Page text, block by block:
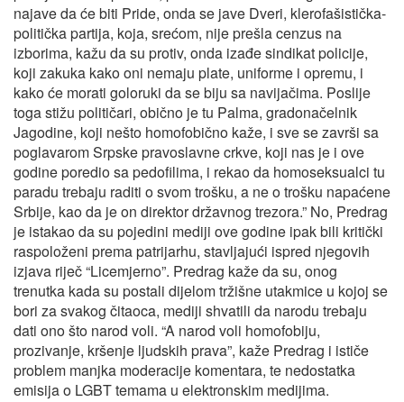
najave da će biti Pride, onda se jave Dveri, klerofašistička-
politička partija, koja, srećom, nije prešla cenzus na
izborima, kažu da su protiv, onda izađe sindikat policije,
koji zakuka kako oni nemaju plate, uniforme i opremu, i
kako će morati goloruki da se biju sa navijačima. Poslije
toga stižu političari, obično je tu Palma, gradonačelnik
Jagodine, koji nešto homofobično kaže, i sve se završi sa
poglavarom Srpske pravoslavne crkve, koji nas je i ove
godine poredio sa pedofilima, i rekao da homoseksualci tu
paradu trebaju raditi o svom trošku, a ne o trošku napaćene
Srbije, kao da je on direktor državnog trezora.” No, Predrag
je istakao da su pojedini mediji ove godine ipak bili kritički
raspoloženi prema patrijarhu, stavljajući ispred njegovih
izjava riječ “Licemjerno”. Predrag kaže da su, onog
trenutka kada su postali dijelom tržišne utakmice u kojoj se
bori za svakog čitaoca, mediji shvatili da narodu trebaju
dati ono što narod voli. “A narod voli homofobiju,
prozivanje, kršenje ljudskih prava”, kaže Predrag i ističe
problem manjka moderacije komentara, te nedostatka
emisija o LGBT temama u elektronskim medijima.